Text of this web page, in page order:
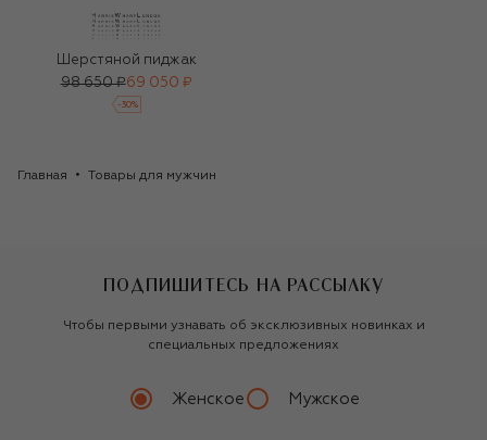
Шерстяной пиджак
98 650 ₽69 050 ₽
-30%
Главная Товары для мужчин
ПОДПИШИТЕСЬ НА РАССЫЛКУ
Чтобы первыми узнавать об эксклюзивных новинках и
специальных предложениях
Женское Мужское